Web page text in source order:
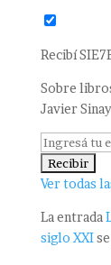
Recibí
Sobre
Javier
Ver todas
La entrada
siglo XXI